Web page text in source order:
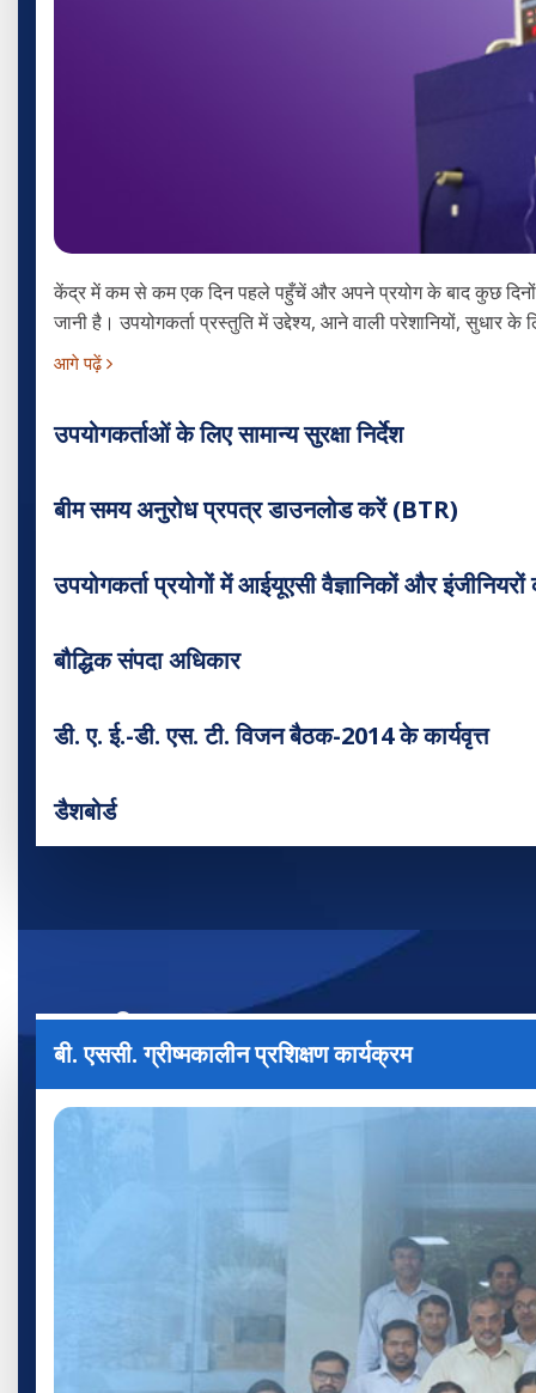
केंद्र में कम से कम एक दिन पहले पहुँचें और अपने प्रयोग के बाद कुछ दिनों
जानी है। उपयोगकर्ता प्रस्तुति में उद्देश्य, आने वाली परेशानियों, सुधार के
आगे पढ़ें
उपयोगकर्ताओं के लिए सामान्य सुरक्षा निर्देश
बीम समय अनुरोध प्रपत्र डाउनलोड करें (BTR)
उपयोगकर्ता प्रयोगों में आईयूएसी वैज्ञानिकों और इंजीनियरों
बौद्धिक संपदा अधिकार
डी. ए. ई.-डी. एस. टी. विजन बैठक-2014 के कार्यवृत्त
डैशबोर्ड
आउटरीच
बी. एससी. ग्रीष्मकालीन प्रशिक्षण कार्यक्रम